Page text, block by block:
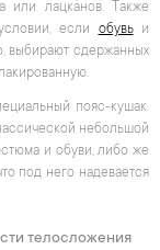
или лацканов. Также
если обувьи
выбирают сдержанных
пояс-кушак.
небольшой
и обуви, либо же
под него надевается
телосложения